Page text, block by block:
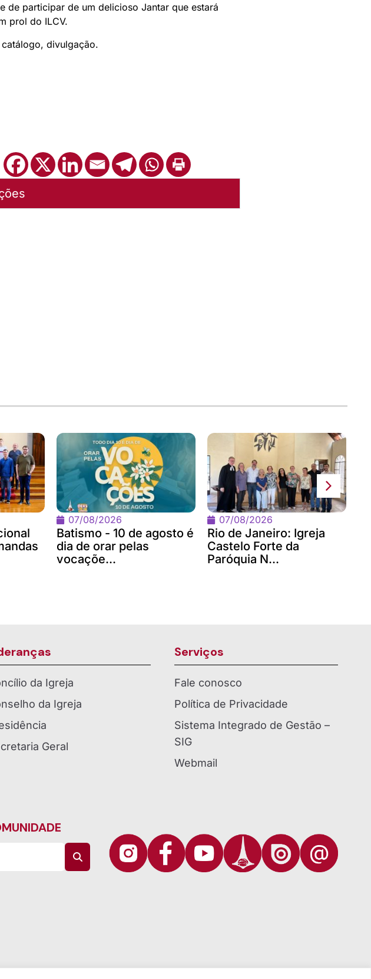
de participar de um delicioso Jantar que estará
prol do ILCV.
divulgação.
07/08/2026
Batismo - 10 de agosto é
dia de orar pelas
vocaçõe...
07/08/2026
Rio de Janeiro: Igreja
Castelo Forte da
Paróquia N...
da Igreja
da Igreja
Geral
Serviços
Fale conosco
Política de Privacidade
Sistema Integrado de Gestão –
SIG
Webmail